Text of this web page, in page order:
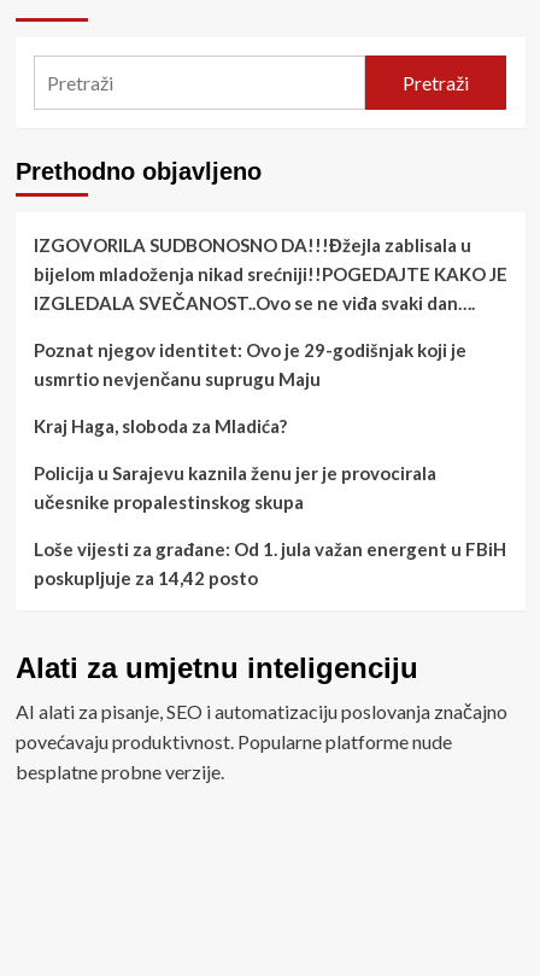
Pretraži
Prethodno objavljeno
IZGOVORILA SUDBONOSNO DA!!!Đžejla zablisala u
bijelom mladoženja nikad srećniji!!POGEDAJTE KAKO JE
IZGLEDALA SVEČANOST..Ovo se ne viđa svaki dan….
Poznat njegov identitet: Ovo je 29-godišnjak koji je
usmrtio nevjenčanu suprugu Maju
Kraj Haga, sloboda za Mladića?
Policija u Sarajevu kaznila ženu jer je provocirala
učesnike propalestinskog skupa
Loše vijesti za građane: Od 1. jula važan energent u FBiH
poskupljuje za 14,42 posto
Alati za umjetnu inteligenciju
AI alati za pisanje, SEO i automatizaciju poslovanja značajno
povećavaju produktivnost. Popularne platforme nude
besplatne probne verzije.